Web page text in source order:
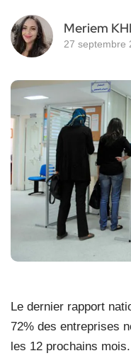
Meriem
27 septembre
Le dernier rapport
72% des entreprises
les 12 prochains mois.